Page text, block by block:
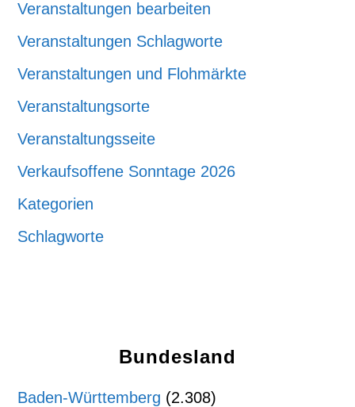
Veranstaltungen bearbeiten
Veranstaltungen Schlagworte
Veranstaltungen und Flohmärkte
Veranstaltungsorte
Veranstaltungsseite
Verkaufsoffene Sonntage 2026
Kategorien
Schlagworte
Bundesland
Baden-Württemberg (2.308)